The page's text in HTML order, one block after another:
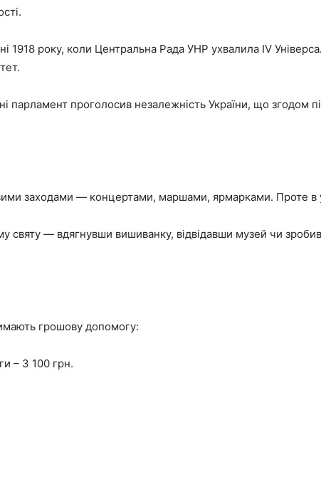
1918 року, коли Центральна Рада УНР ухвалила IV
парламент проголосив незалежність України, що згодом
заходами — концертами, маршами, ярмарками. Проте в
святу — вдягнувши вишиванку, відвідавши музей чи
грошову допомогу:
– 3 100 грн.